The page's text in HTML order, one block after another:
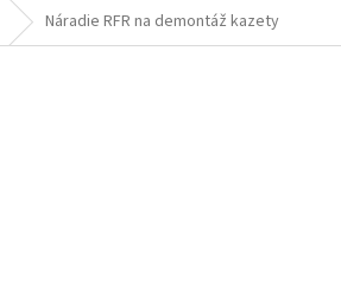
Náradie RFR na demontáž kazety